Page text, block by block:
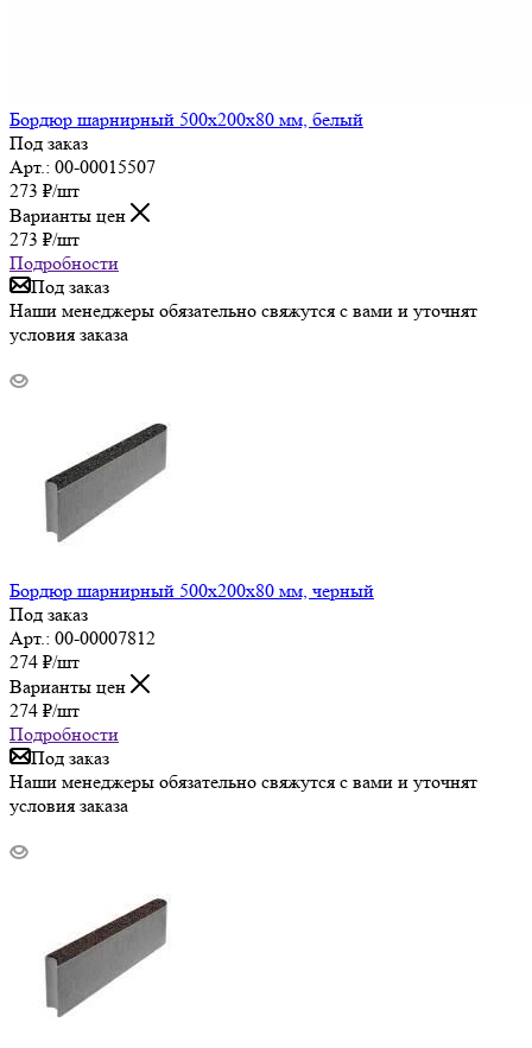
Бордюр шарнирный 500х200х80 мм, белый
Под заказ
Арт.: 00-00015507
273 ₽/шт
Варианты цен
273 ₽/шт
Подробности
Под заказ
Наши менеджеры обязательно свяжутся с вами и уточнят
условия заказа
Бордюр шарнирный 500х200х80 мм, черный
Под заказ
Арт.: 00-00007812
274 ₽/шт
Варианты цен
274 ₽/шт
Подробности
Под заказ
Наши менеджеры обязательно свяжутся с вами и уточнят
условия заказа